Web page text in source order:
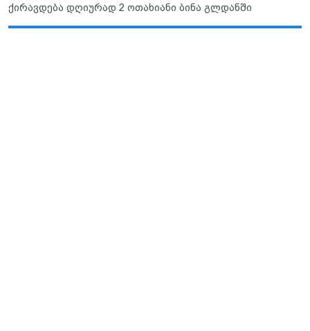
ქირავდება დღიურად 2 ოთახიანი ბინა გლდანში